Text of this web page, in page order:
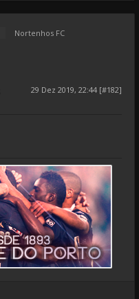
Nortenhos FC
29 Dez 2019, 22:44 [#182]